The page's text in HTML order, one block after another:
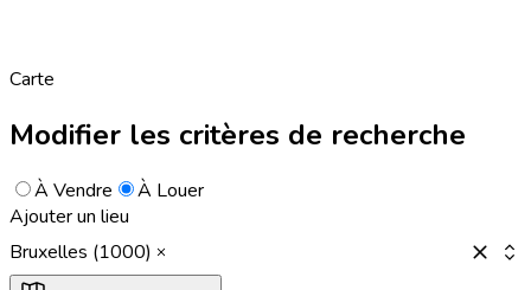
Carte
Modifier les critères de recherche
À Vendre
À Louer
Ajouter un lieu
Bruxelles (1000)